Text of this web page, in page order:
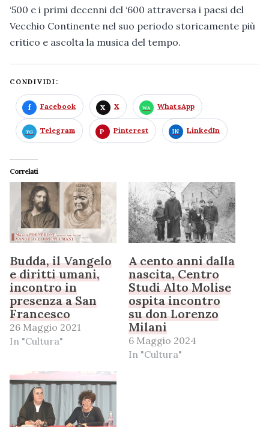
‘500 e i primi decenni del ‘600 attraversa i paesi del
Vecchio Continente nel suo periodo storicamente più
critico e ascolta la musica del tempo.
CONDIVIDI:
Facebook X WhatsApp
Telegram Pinterest LinkedIn
Correlati
Budda, il Vangelo
e diritti umani,
incontro in
presenza a San
Francesco
26 Maggio 2021
In "Cultura"
A cento anni dalla
nascita, Centro
Studi Alto Molise
ospita incontro
su don Lorenzo
Milani
6 Maggio 2024
In "Cultura"